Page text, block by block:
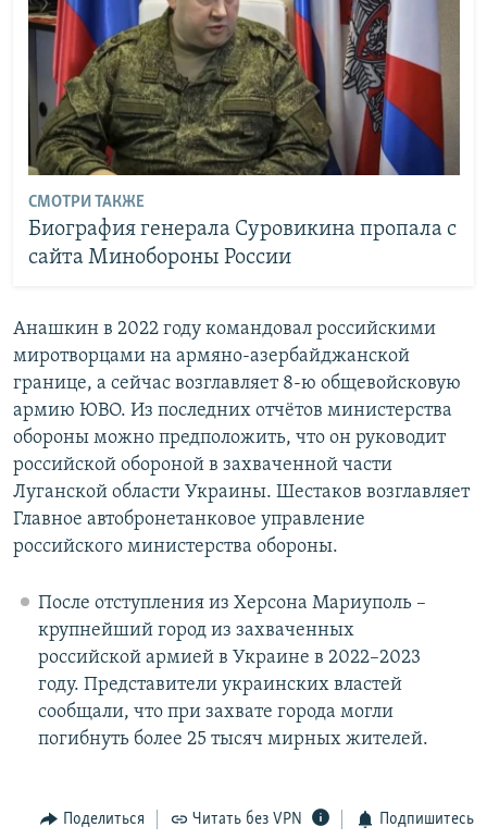
СМОТРИ ТАКЖЕ
Биография генерала Суровикина пропала с
сайта Минобороны России
Анашкин в 2022 году командовал российскими
миротворцами на армяно-азербайджанской
границе, а сейчас возглавляет 8-ю общевойсковую
армию ЮВО. Из последних отчётов министерства
обороны можно предположить, что он руководит
российской обороной в захваченной части
Луганской области Украины. Шестаков возглавляет
Главное автобронетанковое управление
российского министерства обороны.
После отступления из Херсона Мариуполь –
крупнейший город из захваченных
российской армией в Украине в 2022–2023
году. Представители украинских властей
сообщали, что при захвате города могли
погибнуть более 25 тысяч мирных жителей.
Поделиться Читать без VPN Подпишитесь